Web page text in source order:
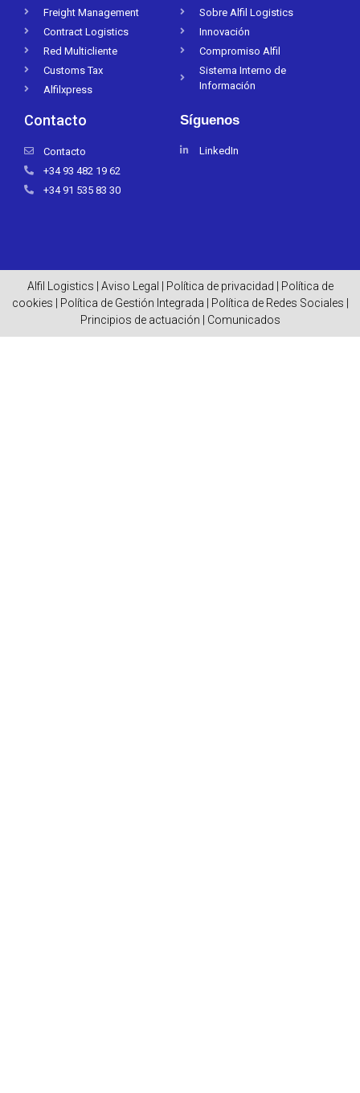
Freight Management
Contract Logistics
Red Multicliente
Customs Tax
Alfilxpress
Sobre Alfil Logistics
Innovación
Compromiso Alfil
Sistema Interno de
Información
Contacto
Contacto
+34 93 482 19 62
+34 91 535 83 30
Síguenos
LinkedIn
Alfil Logistics | Aviso Legal Política de privacidad
Política de
cookies
Política de Gestión Integrada Política de Redes Sociales
Principios de actuación
Comunicados